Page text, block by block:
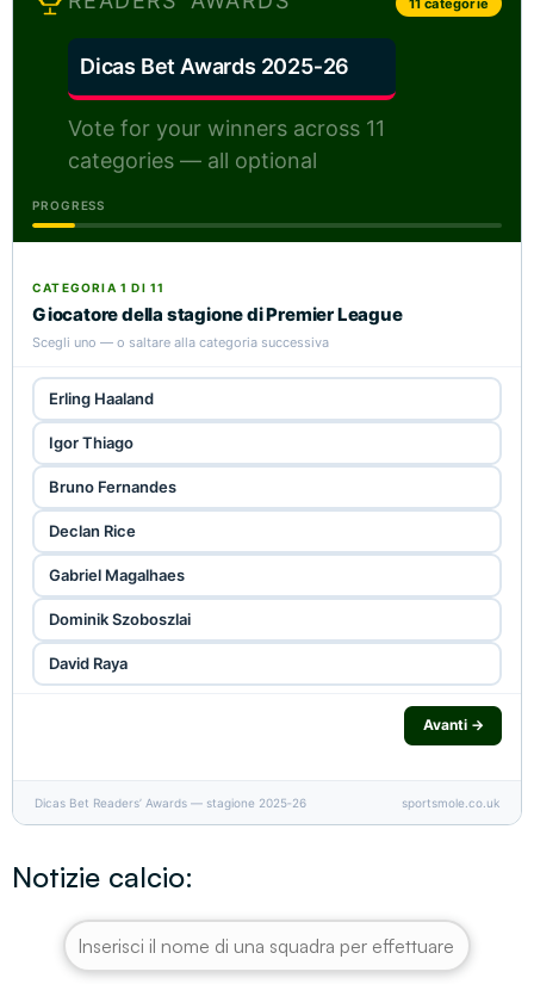
Dicas Bet Awards 2025‑26
Vote for your winners across 11
categories — all optional
PROGRESS
CATEGORIA 1 DI 11
Giocatore della stagione di Premier League
Scegli uno — o saltare alla categoria successiva
Erling Haaland
Igor Thiago
Bruno Fernandes
Declan Rice
Gabriel Magalhaes
Dominik Szoboszlai
David Raya
Avanti →
Dicas Bet Readers’ Awards — stagione 2025‑26 sportsmole.co.uk
Notizie calcio: